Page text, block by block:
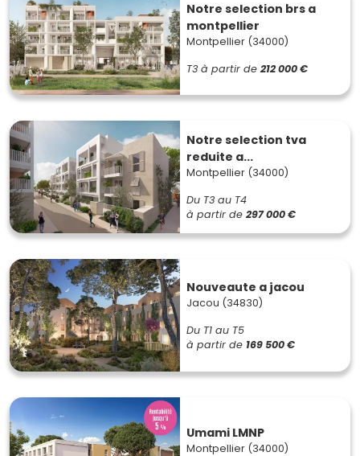
Notre selection brs a
montpellier
Montpellier (34000)
T3 à partir de 212 000 €
Notre selection tva
reduite a...
Montpellier (34000)
Du T3 au T4
à partir de 297 000 €
Nouveaute a jacou
Jacou (34830)
Du T1 au T5
à partir de 169 500 €
Umami LMNP
Montpellier (34000)